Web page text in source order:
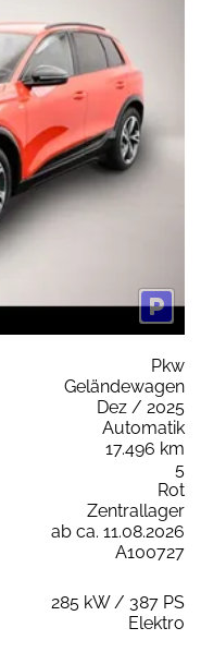
Pkw
Geländewagen
Dez / 2025
Automatik
17.496 km
5
Rot
Zentrallager
ab ca. 11.08.2026
A100727
285 kW / 387 PS
Elektro